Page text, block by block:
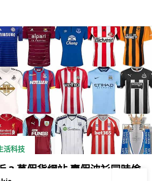
活科技
3 萬假貨網站 賣假波衫同時偷